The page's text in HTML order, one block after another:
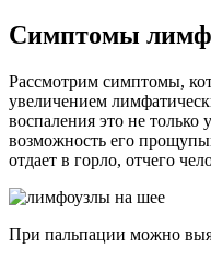
Симптомы
Рассмотрим симптомы,
увеличением
воспаления это не
возможность его
отдает в горло, отчего
При пальпации можно